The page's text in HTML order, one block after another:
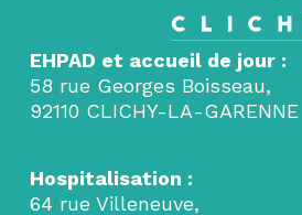
EHPAD et accueil de jour :
58 rue Georges Boisseau,
92110 CLICHY-LA-GARENNE
Hospitalisation :
64 rue Villeneuve,